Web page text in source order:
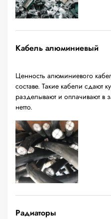
Кабель алюминиевый
Ценность алюминиевого
составе. Такие кабели сдают
разделывают и оплачивают в
нетто.
Радиаторы